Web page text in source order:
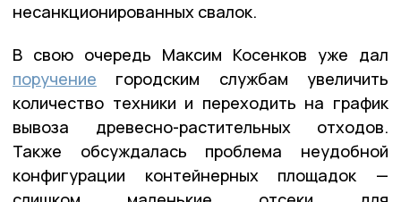
несанкционированных свалок.
В свою очередь Максим Косенков уже дал
поручение городским службам увеличить
количество техники и переходить на график
вывоза древесно-растительных отходов.
Также обсуждалась проблема неудобной
конфигурации контейнерных площадок —